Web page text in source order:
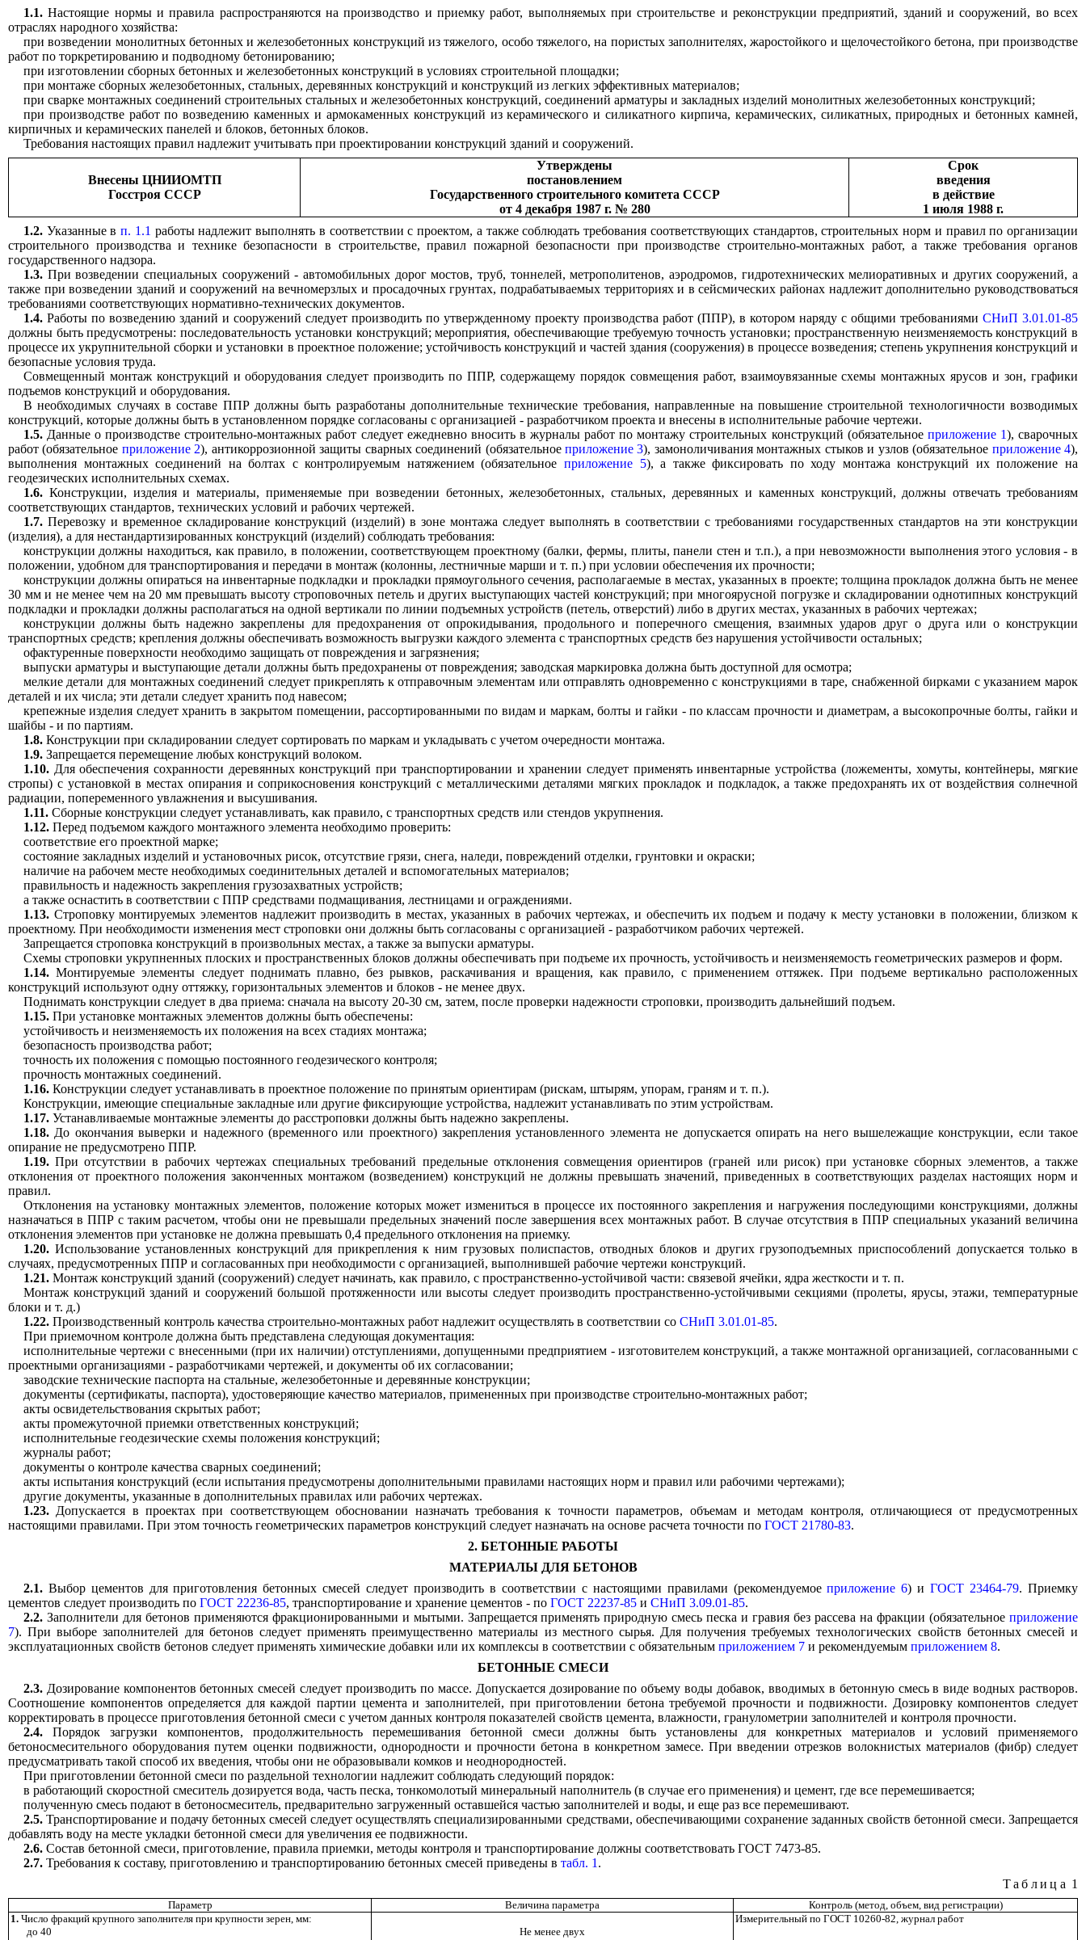
1.1.Настоящие нормы и правила распространяются на производство и приемку работ, выполняемых при строительстве и реконструкции предприятий, зданий и сооружений, во всех
отраслях народного хозяйства:
при возведении монолитных бетонных и железобетонных конструкций из тяжелого, особо тяжелого, на пористых заполнителях, жаростойкого и щелочестойкого бетона, при производстве
работ по торкретированию и подводному бетонированию;
при изготовлении сборных бетонных и железобетонных конструкций в условиях строительной площадки;
при монтаже сборных железобетонных, стальных, деревянных конструкций и конструкций из легких эффективных материалов;
при сварке монтажных соединений строительных стальных и железобетонных конструкций, соединений арматуры и закладных изделий монолитных железобетонных конструкций;
при производстве работ по возведению каменных и армокаменных конструкций из керамического и силикатного кирпича, керамических, силикатных, природных и бетонных камней,
кирпичных и керамических панелей и блоков, бетонных блоков.
Требования настоящих правил надлежит учитывать при проектировании конструкций зданий и сооружений.
Внесены ЦНИИОМТП
Госстроя СССР
Утверждены
постановлением
Государственного строительного комитета СССР
от 4 декабря 1987 г. № 280
Срок
введения
в действие
1 июля 1988 г.
1.2.Указанные вп. 1.1 работы надлежит выполнять в соответствии с проектом, а также соблюдать требования соответствующих стандартов, строительных норм и правил по организации
строительного производства и технике безопасности в строительстве, правил пожарной безопасности при производстве строительно-монтажных работ, а также требования органов
государственного надзора.
1.3.При возведении специальных сооружений - автомобильных дорог мостов, труб, тоннелей, метрополитенов, аэродромов, гидротехнических мелиоративных и других сооружений, а
также при возведении зданий и сооружений на вечномерзлых и просадочных грунтах, подрабатываемых территориях и в сейсмических районах надлежит дополнительно руководствоваться
требованиями соответствующих нормативно-технических документов.
1.4.Работы по возведению зданий и сооружений следует производить по утвержденному проекту производства работ (ППР), в котором наряду с общими требованиями СНиП 3.01.01-85
должны быть предусмотрены: последовательность установки конструкций; мероприятия, обеспечивающие требуемую точность установки; пространственную неизменяемость конструкций в
процессе их укрупнительной сборки и установки в проектное положение; устойчивость конструкций и частей здания (сооружения) в процессе возведения; степень укрупнения конструкций и
безопасные условия труда.
Совмещенный монтаж конструкций и оборудования следует производить по ППР, содержащему порядок совмещения работ, взаимоувязанные схемы монтажных ярусов и зон, графики
подъемов конструкций и оборудования.
В необходимых случаях в составе ППР должны быть разработаны дополнительные технические требования, направленные на повышение строительной технологичности возводимых
конструкций, которые должны быть в установленном порядке согласованы с организацией - разработчиком проекта и внесены в исполнительные рабочие чертежи.
1.5.Данные о производстве строительно-монтажных работ следует ежедневно вносить в журналы работ по монтажу строительных конструкций (обязательное приложение 1), сварочных
работ (обязательное приложение 2), антикоррозионной защиты сварных соединений (обязательноеприложение 3), замоноличивания монтажных стыков и узлов (обязательное приложение 4),
выполнения монтажных соединений на болтах с контролируемым натяжением (обязательное приложение 5), а также фиксировать по ходу монтажа конструкций их положение на
геодезических исполнительных схемах.
1.6.Конструкции, изделия и материалы, применяемые при возведении бетонных, железобетонных, стальных, деревянных и каменных конструкций, должны отвечать требованиям
соответствующих стандартов, технических условий и рабочих чертежей.
1.7.Перевозку и временное складирование конструкций (изделий) в зоне монтажа следует выполнять в соответствии с требованиями государственных стандартов на эти конструкции
(изделия), а для нестандартизированных конструкций (изделий) соблюдать требования:
конструкции должны находиться, как правило, в положении, соответствующем проектному (балки, фермы, плиты, панели стен и т.п.), а при невозможности выполнения этого условия - в
положении, удобном для транспортирования и передачи в монтаж (колонны, лестничные марши и т. п.) при условии обеспечения их прочности;
конструкции должны опираться на инвентарные подкладки и прокладки прямоугольного сечения, располагаемые в местах, указанных в проекте; толщина прокладок должна быть не менее
30 мм и не менее чем на 20 мм превышать высоту строповочных петель и других выступающих частей конструкций; при многоярусной погрузке и складировании однотипных конструкций
подкладки и прокладки должны располагаться на одной вертикали по линии подъемных устройств (петель, отверстий) либо в других местах, указанных в рабочих чертежах;
конструкции должны быть надежно закреплены для предохранения от опрокидывания, продольного и поперечного смещения, взаимных ударов друг о друга или о конструкции
транспортных средств; крепления должны обеспечивать возможность выгрузки каждого элемента с транспортных средств без нарушения устойчивости остальных;
офактуренные поверхности необходимо защищать от повреждения и загрязнения;
выпуски арматуры и выступающие детали должны быть предохранены от повреждения; заводская маркировка должна быть доступной для осмотра;
мелкие детали для монтажных соединений следует прикреплять к отправочным элементам или отправлять одновременно с конструкциями в таре, снабженной бирками с указанием марок
деталей и их числа; эти детали следует хранить под навесом;
крепежные изделия следует хранить в закрытом помещении, рассортированными по видам и маркам, болты и гайки - по классам прочности и диаметрам, а высокопрочные болты, гайки и
шайбы - и по партиям.
1.8.Конструкции при складировании следует сортировать по маркам и укладывать с учетом очередности монтажа.
1.9.Запрещается перемещение любых конструкций волоком.
1.10.Для обеспечения сохранности деревянных конструкций при транспортировании и хранении следует применять инвентарные устройства (ложементы, хомуты, контейнеры, мягкие
стропы) с установкой в местах опирания и соприкосновения конструкций с металлическими деталями мягких прокладок и подкладок, а также предохранять их от воздействия солнечной
радиации, попеременного увлажнения и высушивания.
1.11.Сборные конструкции следует устанавливать, как правило, с транспортных средств или стендов укрупнения.
1.12.Перед подъемом каждого монтажного элемента необходимо проверить:
соответствие его проектной марке;
состояние закладных изделий и установочных рисок, отсутствие грязи, снега, наледи, повреждений отделки, грунтовки и окраски;
наличие на рабочем месте необходимых соединительных деталей и вспомогательных материалов;
правильность и надежность закрепления грузозахватных устройств;
а также оснастить в соответствии с ППР средствами подмащивания, лестницами и ограждениями.
1.13.Строповку монтируемых элементов надлежит производить в местах, указанных в рабочих чертежах, и обеспечить их подъем и подачу к месту установки в положении, близком к
проектному. При необходимости изменения мест строповки они должны быть согласованы с организацией - разработчиком рабочих чертежей.
Запрещается строповка конструкций в произвольных местах, а также за выпуски арматуры.
Схемы строповки укрупненных плоских и пространственных блоков должны обеспечивать при подъеме их прочность, устойчивость и неизменяемость геометрических размеров и форм.
1.14.Монтируемые элементы следует поднимать плавно, без рывков, раскачивания и вращения, как правило, с применением оттяжек. При подъеме вертикально расположенных
конструкций используют одну оттяжку, горизонтальных элементов и блоков - не менее двух.
Поднимать конструкции следует в два приема: сначала на высоту 20-30 см, затем, после проверки надежности строповки, производить дальнейший подъем.
1.15.При установке монтажных элементов должны быть обеспечены:
устойчивость и неизменяемость их положения на всех стадиях монтажа;
безопасность производства работ;
точность их положения с помощью постоянного геодезического контроля;
прочность монтажных соединений.
1.16.Конструкции следует устанавливать в проектное положение по принятым ориентирам (рискам, штырям, упорам, граням и т. п.).
Конструкции, имеющие специальные закладные или другие фиксирующие устройства, надлежит устанавливать по этим устройствам.
1.17.Устанавливаемые монтажные элементы до расстроповки должны быть надежно закреплены.
1.18.До окончания выверки и надежного (временного или проектного) закрепления установленного элемента не допускается опирать на него вышележащие конструкции, если такое
опирание не предусмотрено ППР.
1.19.При отсутствии в рабочих чертежах специальных требований предельные отклонения совмещения ориентиров (граней или рисок) при установке сборных элементов, а также
отклонения от проектного положения законченных монтажом (возведением) конструкций не должны превышать значений, приведенных в соответствующих разделах настоящих норм и
правил.
Отклонения на установку монтажных элементов, положение которых может измениться в процессе их постоянного закрепления и нагружения последующими конструкциями, должны
назначаться в ППР с таким расчетом, чтобы они не превышали предельных значений после завершения всех монтажных работ. В случае отсутствия в ППР специальных указаний величина
отклонения элементов при установке не должна превышать 0,4 предельного отклонения на приемку.
1.20.Использование установленных конструкций для прикрепления к ним грузовых полиспастов, отводных блоков и других грузоподъемных приспособлений допускается только в
случаях, предусмотренных ППР и согласованных при необходимости с организацией, выполнившей рабочие чертежи конструкций.
1.21.Монтаж конструкций зданий (сооружений) следует начинать, как правило, с пространственно-устойчивой части: связевой ячейки, ядра жесткости и т. п.
Монтаж конструкций зданий и сооружений большой протяженности или высоты следует производить пространственно-устойчивыми секциями (пролеты, ярусы, этажи, температурные
блоки и т. д.)
1.22.Производственный контроль качества строительно-монтажных работ надлежит осуществлять в соответствии со СНиП 3.01.01-85.
При приемочном контроле должна быть представлена следующая документация:
исполнительные чертежи с внесенными (при их наличии) отступлениями, допущенными предприятием - изготовителем конструкций, а также монтажной организацией, согласованными с
проектными организациями - разработчиками чертежей, и документы об их согласовании;
заводские технические паспорта на стальные, железобетонные и деревянные конструкции;
документы (сертификаты, паспорта), удостоверяющие качество материалов, примененных при производстве строительно-монтажных работ;
акты освидетельствования скрытых работ;
акты промежуточной приемки ответственных конструкций;
исполнительные геодезические схемы положения конструкций;
журналы работ;
документы о контроле качества сварных соединений;
акты испытания конструкций (если испытания предусмотрены дополнительными правилами настоящих норм и правил или рабочими чертежами);
другие документы, указанные в дополнительных правилах или рабочих чертежах.
1.23.Допускается в проектах при соответствующем обосновании назначать требования к точности параметров, объемам и методам контроля, отличающиеся от предусмотренных
настоящими правилами. При этом точность геометрических параметров конструкций следует назначать на основе расчета точности по ГОСТ 21780-83.
2. БЕТОННЫЕ РАБОТЫ
МАТЕРИАЛЫ ДЛЯ БЕТОНОВ
2.1.Выбор цементов для приготовления бетонных смесей следует производить в соответствии с настоящими правилами (рекомендуемоеприложение 6) иГОСТ 23464-79. Приемку
цементов следует производить по ГОСТ 22236-85, транспортирование и хранение цементов - по ГОСТ 22237-85 и СНиП 3.09.01-85.
2.2.Заполнители для бетонов применяются фракционированными и мытыми. Запрещается применять природную смесь песка и гравия без рассева на фракции (обязательное приложение
7). При выборе заполнителей для бетонов следует применять преимущественно материалы из местного сырья. Для получения требуемых технологических свойств бетонных смесей и
эксплуатационных свойств бетонов следует применять химические добавки или их комплексы в соответствии с обязательным приложением 7 и рекомендуемым приложением 8.
БЕТОННЫЕ СМЕСИ
2.3.Дозирование компонентов бетонных смесей следует производить по массе. Допускается дозирование по объему воды добавок, вводимых в бетонную смесь в виде водных растворов.
Соотношение компонентов определяется для каждой партии цемента и заполнителей, при приготовлении бетона требуемой прочности и подвижности. Дозировку компонентов следует
корректировать в процессе приготовления бетонной смеси с учетом данных контроля показателей свойств цемента, влажности, гранулометрии заполнителей и контроля прочности.
2.4.Порядок загрузки компонентов, продолжительность перемешивания бетонной смеси должны быть установлены для конкретных материалов и условий применяемого
бетоносмесительного оборудования путем оценки подвижности, однородности и прочности бетона в конкретном замесе. При введении отрезков волокнистых материалов (фибр) следует
предусматривать такой способ их введения, чтобы они не образовывали комков и неоднородностей.
При приготовлении бетонной смеси по раздельной технологии надлежит соблюдать следующий порядок:
в работающий скоростной смеситель дозируется вода, часть песка, тонкомолотый минеральный наполнитель (в случае его применения) и цемент, где все перемешивается;
полученную смесь подают в бетоносмеситель, предварительно загруженный оставшейся частью заполнителей и воды, и еще раз все перемешивают.
2.5.Транспортирование и подачу бетонных смесей следует осуществлять специализированными средствами, обеспечивающими сохранение заданных свойств бетонной смеси. Запрещается
добавлять воду на месте укладки бетонной смеси для увеличения ее подвижности.
2.6.Состав бетонной смеси, приготовление, правила приемки, методы контроля и транспортирование должны соответствовать ГОСТ 7473-85.
2.7.Требования к составу, приготовлению и транспортированию бетонных смесей приведены в табл. 1 .
Таблица 1
Параметр Величина параметра
Контроль (метод, объем, вид регистрации)
1.Число фракций крупного заполнителя при крупности зерен, мм:
Измерительный по ГОСТ 10260-82, журнал работ
до 40
Не менее двух